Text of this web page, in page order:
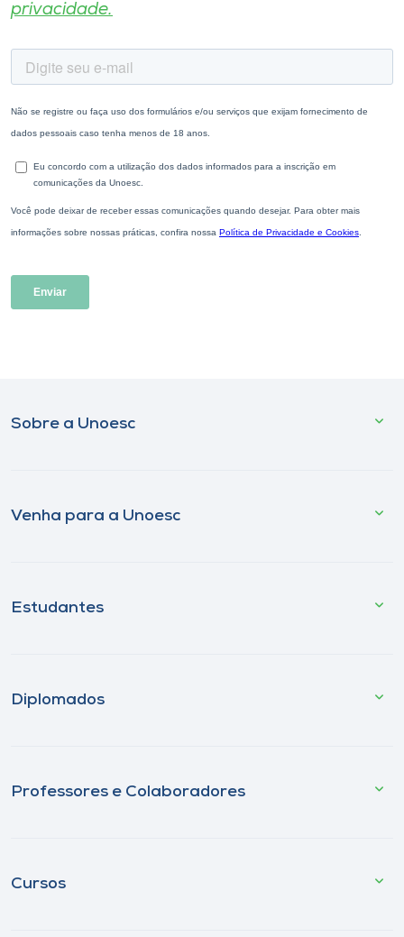
privacidade.
Sobre a Unoesc
Venha para a Unoesc
Estudantes
Diplomados
Professores e Colaboradores
Cursos